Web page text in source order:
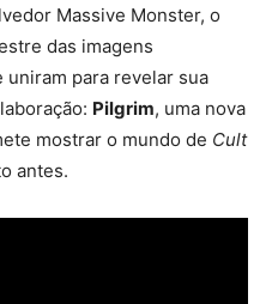
Massive Monster, o
das imagens
uniram para revelar sua
Pilgrim, uma nova
mostrar o mundo de Cult
antes.